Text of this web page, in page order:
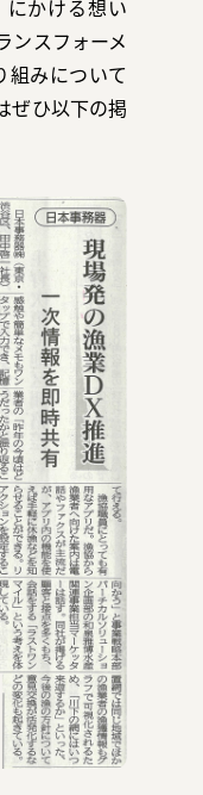
ド
せ
かける想い
ンスフォーメ
組みについて
ぜひ以下の掲